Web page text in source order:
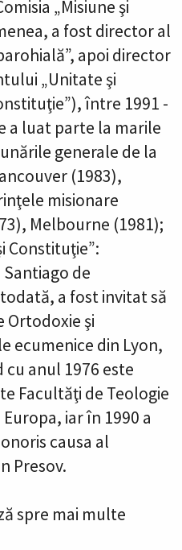
„Misiune şi
a fost director al
apoi director
„Unitate şi
între 1991 -
a luat parte la marile
generale de la
(1983),
misionare
Melbourne (1981);
Constituţie”:
de
a fost invitat să
Ortodoxie şi
ecumenice din Lyon,
cu anul 1976 este
Facultăţi de Teologie
iar în 1990 a
causa al
Presov.
spre mai multe